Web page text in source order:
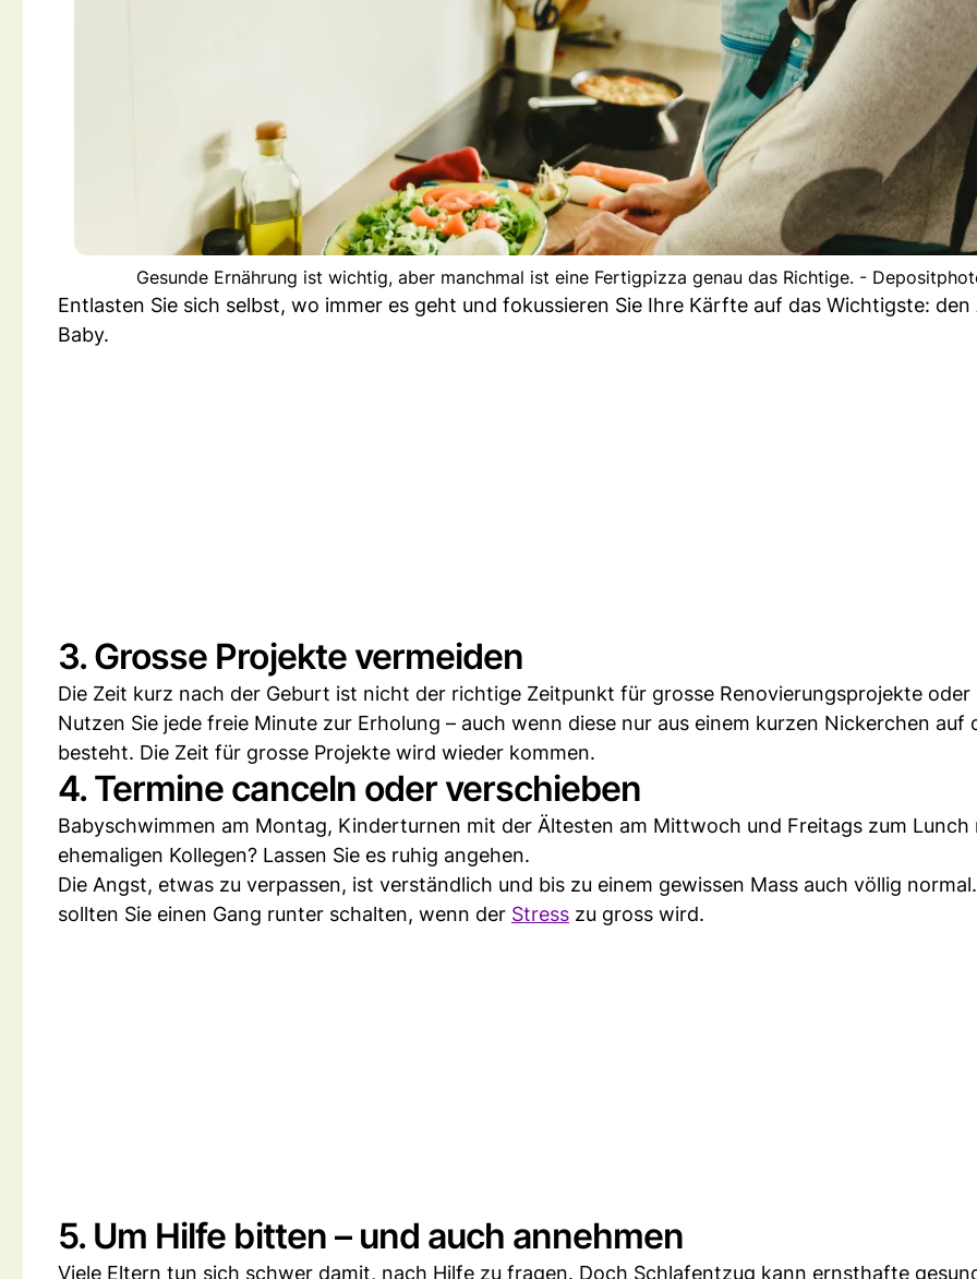
Gesunde Ernährung ist wichtig, aber manchmal ist eine Fertigpizza genau das Richtige. -
Entlasten Sie sich selbst, wo immer es geht und fokussieren Sie Ihre Kärfte auf das Wichtigste:
Baby.
3. Grosse Projekte vermeiden
Die Zeit kurz nach der Geburt ist nicht der richtige Zeitpunkt für grosse Renovierungsprojekte oder
Nutzen Sie jede freie Minute zur Erholung – auch wenn diese nur aus einem kurzen Nickerchen auf
besteht. Die Zeit für grosse Projekte wird wieder kommen.
4. Termine canceln oder verschieben
Babyschwimmen am Montag, Kinderturnen mit der Ältesten am Mittwoch und Freitags zum Lunch
ehemaligen Kollegen? Lassen Sie es ruhig angehen.
Die Angst, etwas zu verpassen, ist verständlich und bis zu einem gewissen Mass auch völlig
sollten Sie einen Gang runter schalten, wenn der Stress zu gross wird.
5. Um Hilfe bitten – und auch annehmen
Viele Eltern tun sich schwer damit, nach Hilfe zu fragen. Doch Schlafentzug kann ernsthafte